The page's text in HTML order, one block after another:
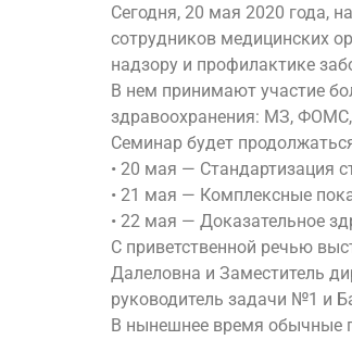
Сегодня, 20 мая 2020 года,
сотрудников медицинских
надзору и профилактике
В нем принимают участие
здравоохранения: МЗ,
Семинар будет
• 20 мая — Стандартизация
• 21 мая — Комплексные
• 22 мая — Доказательное
С приветственной речью
Далеловна и Заместитель
руководитель задачи №1 и
В нынешнее время обычные